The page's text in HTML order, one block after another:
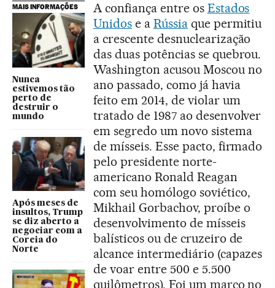
MAIS INFORMAÇÕES
Nunca
estivemos tão
perto de
destruir o
mundo
Após meses de
insultos, Trump
se diz aberto a
negociar com a
Coreia do
Norte
A confiança entre os Estados
Unidose a Rússiaque permitiu
a crescente desnuclearização
das duas potências se quebrou.
Washington acusou Moscou no
ano passado, como já havia
feito em 2014, de violar um
tratado de 1987 ao desenvolver
em segredo um novo sistema
de mísseis. Esse pacto, firmado
pelo presidente norte-
americano Ronald Reagan
com seu homólogo soviético,
Mikhail Gorbachov, proíbe o
desenvolvimento de mísseis
balísticos ou de cruzeiro de
alcance intermediário (capazes
de voar entre 500 e 5.500
quilômetros). Foi um marco no